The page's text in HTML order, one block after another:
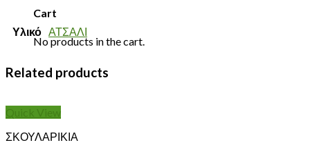
Cart
No products in the cart.
Υλικό ΑΤΣΑΛΙ
Related products
Quick View
ΣΚΟΥΛΑΡΙΚΙΑ